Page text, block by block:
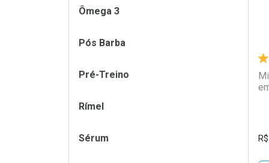
R$
Ômega 3
Pós Barba
Pré-Treino
Rímel
Sérum